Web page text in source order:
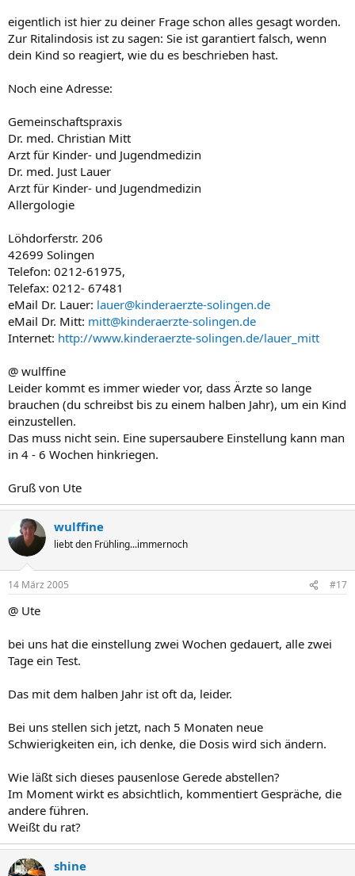
eigentlich ist hier zu deiner Frage schon alles gesagt worden.
Zur Ritalindosis ist zu sagen: Sie ist garantiert falsch, wenn
dein Kind so reagiert, wie du es beschrieben hast.
Noch eine Adresse:
Gemeinschaftspraxis
Dr. med. Christian Mitt
Arzt für Kinder- und Jugendmedizin
Dr. med. Just Lauer
Arzt für Kinder- und Jugendmedizin
Allergologie
Löhdorferstr. 206
42699 Solingen
Telefon: 0212-61975,
Telefax: 0212- 67481
eMail Dr. Lauer: lauer@kinderaerzte-solingen.de
eMail Dr. Mitt: mitt@kinderaerzte-solingen.de
Internet: http://www.kinderaerzte-solingen.de/lauer_mitt
@ wulffine
Leider kommt es immer wieder vor, dass Ärzte so lange
brauchen (du schreibst bis zu einem halben Jahr), um ein Kind
einzustellen.
Das muss nicht sein. Eine supersaubere Einstellung kann man
in 4 - 6 Wochen hinkriegen.
Gruß von Ute
wulffine
liebt den Frühling...immernoch
14 März 2005 #17
@ Ute
bei uns hat die einstellung zwei Wochen gedauert, alle zwei
Tage ein Test.
Das mit dem halben Jahr ist oft da, leider.
Bei uns stellen sich jetzt, nach 5 Monaten neue
Schwierigkeiten ein, ich denke, die Dosis wird sich ändern.
Wie läßt sich dieses pausenlose Gerede abstellen?
Im Moment wirkt es absichtlich, kommentiert Gespräche, die
andere führen.
Weißt du rat?
shine